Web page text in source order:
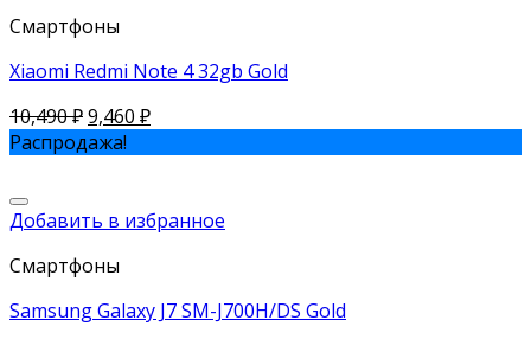
Смартфоны
Xiaomi Redmi Note 4 32gb Gold
10,490₽9,460 ₽
Распродажа!
Добавить в избранное
Смартфоны
Samsung Galaxy J7 SM-J700H/DS Gold